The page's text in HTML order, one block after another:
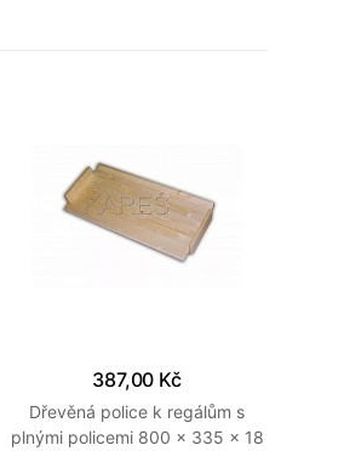
387,00 Kč
Dřevěná police k regálům s
plnými policemi 800 x 335 x 18